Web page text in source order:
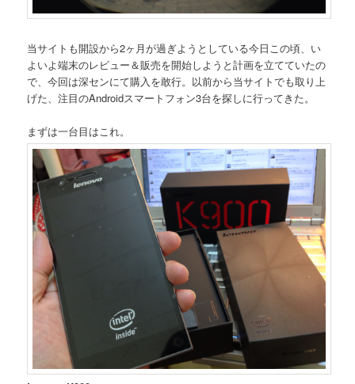
当サイトも開設から2ヶ月が過ぎようとしている今日この頃、い
よいよ端末のレビュー＆販売を開始しようと計画を立てていたの
で、今回は深センにて購入を敢行。以前から当サイトでも取り上
げた、注目のAndroidスマートフォン3台を探しに行ってきた。
まずは一台目はこれ。